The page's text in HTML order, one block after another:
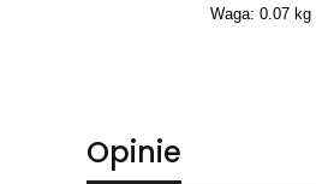
Waga: 0.07 kg
Opinie